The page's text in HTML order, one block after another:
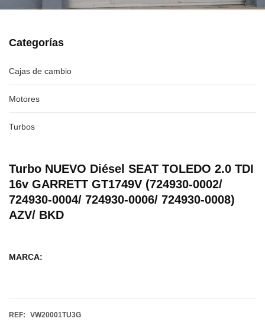
Categorías
Cajas de cambio
Motores
Turbos
Turbo NUEVO Diésel SEAT TOLEDO 2.0 TDI
16v GARRETT GT1749V (724930-0002/
724930-0004/ 724930-0006/ 724930-0008)
AZV/ BKD
MARCA:
REF: VW20001TU3G